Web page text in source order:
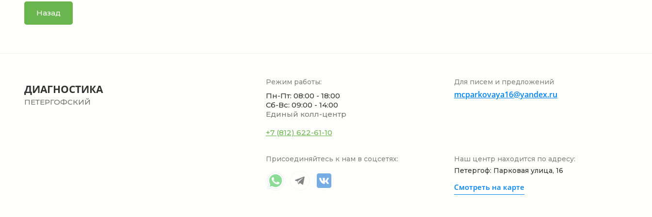
Назад
ДИАГНОСТИКА
ПЕТЕРГОФСКИЙ
Режим работы:
Пн-Пт: 08:00 - 18:00
Сб-Вс: 09:00 - 14:00
Единый колл-центр
+7 (812) 622-61-10
Для писем и предложений
mcparkovaya16@yandex.ru
Присоединяйтесь к нам в соцсетях:
Наш центр находится по адресу:
Петергоф: Парковая улица, 16
Смотреть на карте